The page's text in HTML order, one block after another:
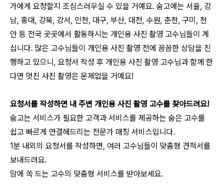
가에게 요청할지 조심스러우실 수 있을 거예요. 숨고에는 서울, 강
남, 홍대, 강북, 강서, 인천, 대구, 부산, 대전, 수원, 춘천, 구미, 천
안 등 전국 곳곳에서 활동하시는 개인용 사진 촬영 고수님들이 계
십니다. 많은 고수님들이 개인용 사진 촬영 전에 꼼꼼한 상담을 진
행하고 있으니, 요청서 작성 후 개인용 사진 촬영 고수님과 함께 한
다면 멋진 사진 촬영은 문제없을 거예요!
요청서를 작성하면 내 주변 개인용 사진 촬영 고수를 찾아드려요!
숨고는 서비스가 필요한 고객과 서비스를 제공하는 숨은 고수를
쉽고 빠르게 연결해드리는 전문가 매칭 서비스입니다.
1분 내외의 요청서를 작성하면, 여러 고수님들이 맞춤형 견적서를
보내드려요.
맘에 쏙 드는 고수의 맞춤형 서비스를 받아보세요.